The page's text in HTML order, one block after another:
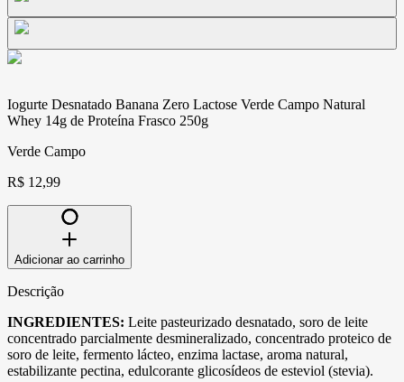
Iogurte Desnatado Banana Zero Lactose Verde Campo Natural
Whey 14g de Proteína Frasco 250g
Verde Campo
R$ 12,99
Adicionar ao carrinho
Descrição
INGREDIENTES: Leite pasteurizado desnatado, soro de leite
concentrado parcialmente desmineralizado, concentrado proteico de
soro de leite, fermento lácteo, enzima lactase, aroma natural,
estabilizante pectina, edulcorante glicosídeos de esteviol (stevia).